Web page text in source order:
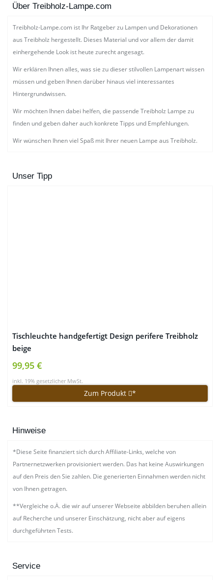
Über Treibholz-Lampe.com
Treibholz-Lampe.com ist Ihr Ratgeber zu Lampen und Dekorationen
aus Treibholz hergestellt. Dieses Material und vor allem der damit
einhergehende Look ist heute zurecht angesagt.
Wir erklären Ihnen alles, was sie zu dieser stilvollen Lampenart wissen
müssen und geben Ihnen darüber hinaus viel interessantes
Hintergrundwissen.
Wir möchten Ihnen dabei helfen, die passende Treibholz Lampe zu
finden und geben daher auch konkrete Tipps und Empfehlungen.
Wir wünschen Ihnen viel Spaß mit Ihrer neuen Lampe aus Treibholz.
Unser Tipp
Tischleuchte handgefertigt Design perifere Treibholz
beige
99,95 €
inkl. 19% gesetzlicher MwSt.
Zum Produkt *
Hinweise
*Diese Seite finanziert sich durch Affiliate-Links, welche von
Partnernetzwerken provisioniert werden. Das hat keine Auswirkungen
auf den Preis den Sie zahlen. Die generierten Einnahmen werden nicht
von Ihnen getragen.
**Vergleiche o.Ä. die wir auf unserer Webseite abbilden beruhen allein
auf Recherche und unserer Einschätzung, nicht aber auf eigens
durchgeführten Tests.
Service